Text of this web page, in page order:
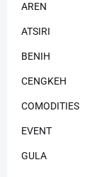
AREN
ATSIRI
BENIH
CENGKEH
COMODITIES
EVENT
GULA